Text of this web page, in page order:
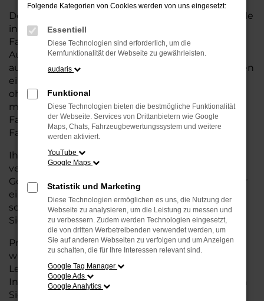
Der Porsche 718 Spyder ist die perfekte Wahl für alle
in Leer, die ein zuverlässiges und modernes
Fahrzeug suchen.Mit seiner erstklassigen
Ausstattung, der niedrigen Laufleistung und der
ausgezeichneten Pflege ist dieser Gebrauchtwagen
eine kostengünstige Alternative zum Neuwagen,
ohne auf Komfort und Qualität verzichten zu
müssen. Ob im Stadtverkehr oder für längere
Fahrten, der 718 Spyder überzeugt durch
Fahrkomfort, Sicherheit und Wirtschaftlichkeit.
Ihr Porsche Autohaus in Leer ist Ihr
vertrauenswürdiger Partner, wenn es um
Gebrauchtwagen geht. Wir bieten Ihnen nicht nur
eine große Auswahl an geprüften Fahrzeugen,
sondern auch eine fachkundige Beratung, damit
Sie das für Sie passende Modell finden.
Profitieren Sie von unseren zusätzlichenServices
wie attraktiven Finanzierungsmöglichkeiten,
Leasingangeboten und der bequemen
Inzahlungnahme Ihres alten Fahrzeugs. Besuchen
Sie uns und überzeugen Sie sich von der Qualität
Folgende Kategorien von Cookies werden von uns eingesetzt:
Essentiell
Diese Technologien sind erforderlich, um die
Kernfunktionalität der Webseite zu gewährleisten.
audaris
Funktional
Diese Technologien bieten die bestmögliche Funktionalität
der Webseite. Services von Drittanbietern wie Google
Maps, Chats, Fahrzeugbewertungssystem und weitere
werden aktiviert.
YouTube
Google Maps
Statistik und Marketing
Diese Technologien ermöglichen es uns, die Nutzung der
Webseite zu analysieren, um die Leistung zu messen und
zu verbessern. Zudem werden Technologien eingesetzt,
die von dritten Werbetreibenden verwendet werden, um
Sie auf anderen Webseiten zu verfolgen und um Anzeigen
zu schalten, die für Ihre Interessen relevant sind.
Google Tag Manager
Google Ads
Google Analytics